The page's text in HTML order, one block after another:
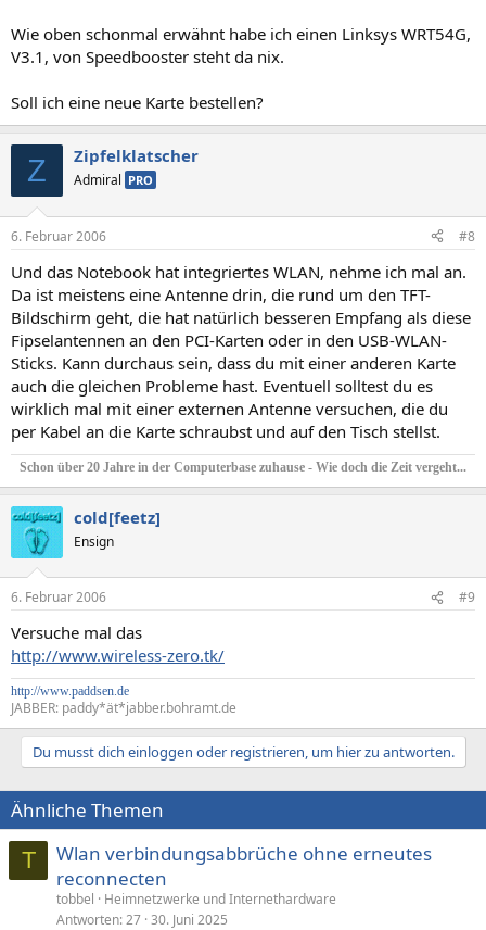
Wie oben schonmal erwähnt habe ich einen Linksys WRT54G,
V3.1, von Speedbooster steht da nix.
Soll ich eine neue Karte bestellen?
Z Zipfelklatscher
Admiral PRO
6. Februar 2006 #8
Und das Notebook hat integriertes WLAN, nehme ich mal an.
Da ist meistens eine Antenne drin, die rund um den TFT-
Bildschirm geht, die hat natürlich besseren Empfang als diese
Fipselantennen an den PCI-Karten oder in den USB-WLAN-
Sticks. Kann durchaus sein, dass du mit einer anderen Karte
auch die gleichen Probleme hast. Eventuell solltest du es
wirklich mal mit einer externen Antenne versuchen, die du
per Kabel an die Karte schraubst und auf den Tisch stellst.
Schon über 20 Jahre in der Computerbase zuhause - Wie doch die Zeit vergeht...
cold[feetz]
Ensign
6. Februar 2006 #9
Versuche mal das
http://www.wireless-zero.tk/
http://www.paddsen.de
JABBER: paddy*ät*jabber.bohramt.de
Du musst dich einloggen oder registrieren, um hier zu antworten.
Ähnliche Themen
T
Wlan verbindungsabbrüche ohne erneutes
reconnecten
tobbel
Heimnetzwerke und Internethardware
Antworten 27 30. Juni 2025